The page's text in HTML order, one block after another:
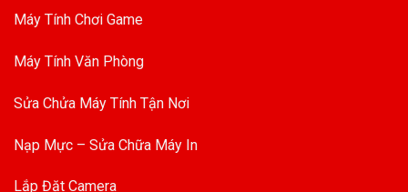
Máy Tính Chơi Game
Máy Tính Văn Phòng
Sửa Chửa Máy Tính Tận Nơi
Nạp Mực – Sửa Chữa Máy In
Lắp Đặt Camera